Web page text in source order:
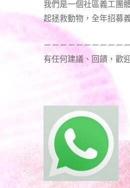
我們是一個社區義工團
起拯救動物，全年招募
－－－－－－－－－－
有任何建議、回饋，歡